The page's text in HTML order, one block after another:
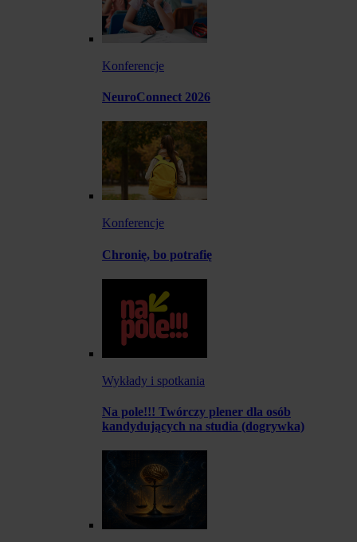
Konferencje
NeuroConnect 2026
Konferencje
Chronię, bo potrafię
Wykłady i spotkania
Na pole!!! Twórczy plener dla osób
kandydujących na studia (dogrywka)